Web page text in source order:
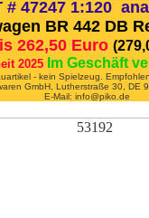
# 47247 1:120
BR 442 DB
262,50 Euro
2025 Im Geschäft
- kein Spielzeug.
GmbH, Lutherstraße 30, DE
E-Mail: info@piko.de